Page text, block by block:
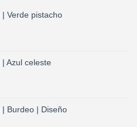
Verde pistacho
Azul celeste
Burdeo | Diseño